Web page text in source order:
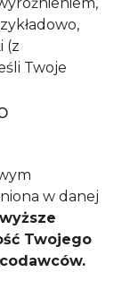
(z
Twoje
w danej
Twojego